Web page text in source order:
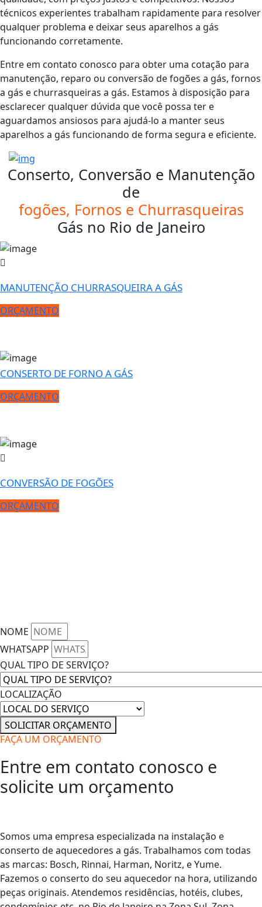
técnicos experientes trabalham rapidamente para resolver
qualquer problema e deixar seus aparelhos a gás
funcionando corretamente.
Entre em contato conosco para obter uma cotação para
manutenção, reparo ou conversão de fogões a gás, fornos
a gás e churrasqueiras a gás. Estamos à disposição para
esclarecer qualquer dúvida que você possa ter e
aguardamos ansiosos para ajudá-lo a manter seus
aparelhos a gás funcionando de forma segura e eficiente.
Conserto, Conversão e Manutenção
de
fogões, Fornos e Churrasqueiras
Gás no Rio de Janeiro
MANUTENÇÃO CHURRASQUEIRA A GÁS
ORÇAMENTO
CONSERTO DE FORNO A GÁS
ORÇAMENTO
CONVERSÃO DE FOGÕES
ORÇAMENTO
NOME
WHATSAPP
QUAL TIPO DE SERVIÇO?
LOCALIZAÇÃO
SOLICITAR ORÇAMENTO
FAÇA UM ORÇAMENTO
Entre em contato conosco e
solicite um orçamento
Somos uma empresa especializada na instalação e
conserto de aquecedores a gás. Trabalhamos com todas
as marcas: Bosch, Rinnai, Harman, Noritz, e Yume.
Fazemos o conserto do seu aquecedor na hora, utilizando
peças originais. Atendemos residências, hotéis, clubes,